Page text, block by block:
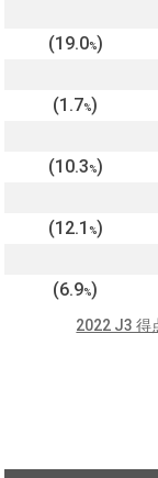
(19.0%)
(1.7%)
(10.3%)
(12.1 %)
(6.9%)
2022 J3 得